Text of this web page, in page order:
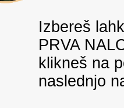
Izbereš
PRVA
klikneš na
naslednjo